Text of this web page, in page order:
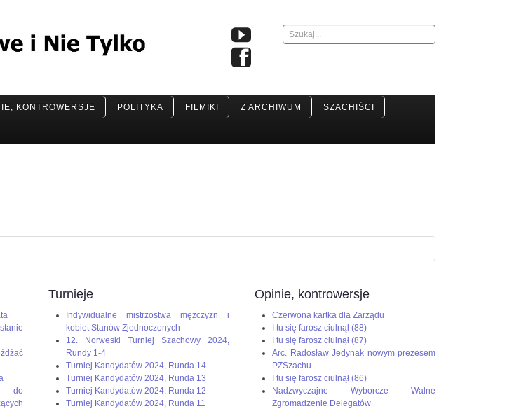
Szukaj...
KONTROWERSJE POLITYKA FILMIKI Z ARCHIWUM SZACHIŚCI
do
Turnieje
Indywidualne mistrzostwa mężczyzn i
kobiet Stanów Zjednoczonych
12. Norweski Turniej Szachowy 2024,
Rundy 1-4
Turniej Kandydatów 2024, Runda 14
Turniej Kandydatów 2024, Runda 13
Turniej Kandydatów 2024, Runda 12
Turniej Kandydatów 2024, Runda 11
Opinie, kontrowersje
Czerwona kartka dla Zarządu
I tu się farosz ciulnął (88)
I tu się farosz ciulnął (87)
Arc. Radosław Jedynak nowym prezesem
PZSzachu
I tu się farosz ciulnął (86)
Nadzwyczajne Wyborcze Walne
Zgromadzenie Delegatów